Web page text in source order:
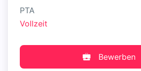
PTA
Vollzeit
Bewerben